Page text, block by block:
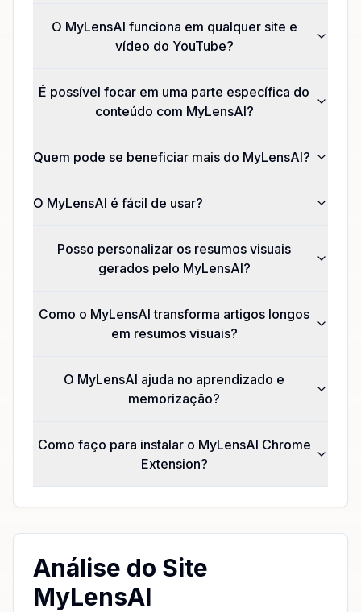
O MyLensAI funciona em qualquer site e
vídeo do YouTube?
É possível focar em uma parte específica do
conteúdo com MyLensAI?
Quem pode se beneficiar mais do MyLensAI?
O MyLensAI é fácil de usar?
Posso personalizar os resumos visuais
gerados pelo MyLensAI?
Como o MyLensAI transforma artigos longos
em resumos visuais?
O MyLensAI ajuda no aprendizado e
memorização?
Como faço para instalar o MyLensAI Chrome
Extension?
Análise do Site
MyLensAI